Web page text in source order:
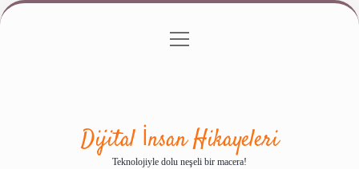
Gizlilik Politikası
menüyü
Dijital İnsan Hikayeleri
Teknolojiyle dolu neşeli bir macera!